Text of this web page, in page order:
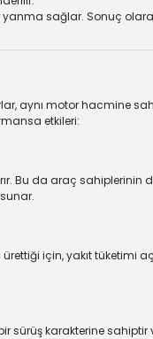
sağlar. Sonuç
aynı motor hacmine
etkileri:
Bu da araç sahiplerinin
için, yakıt tüketimi
sürüş karakterine